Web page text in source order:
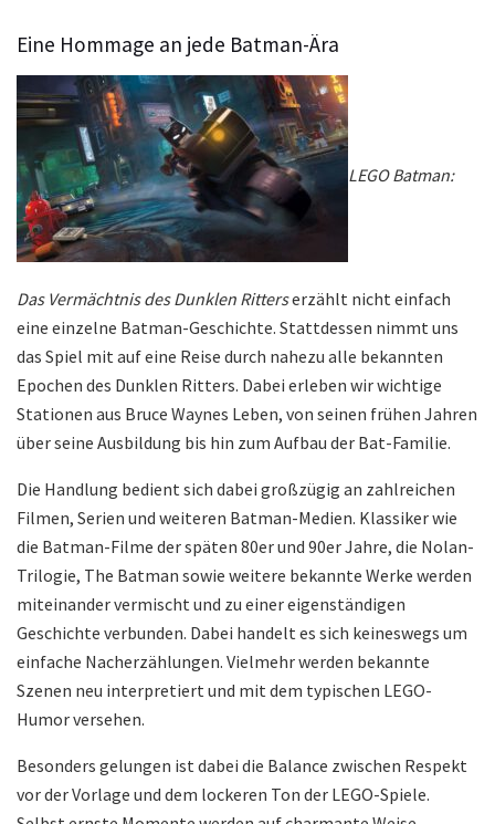
Eine Hommage an jede Batman-Ära
LEGO Batman:
Das Vermächtnis des Dunklen Ritterserzählt nicht einfach
eine einzelne Batman-Geschichte. Stattdessen nimmt uns
das Spiel mit auf eine Reise durch nahezu alle bekannten
Epochen des Dunklen Ritters. Dabei erleben wir wichtige
Stationen aus Bruce Waynes Leben, von seinen frühen Jahren
über seine Ausbildung bis hin zum Aufbau der Bat-Familie.
Die Handlung bedient sich dabei großzügig an zahlreichen
Filmen, Serien und weiteren Batman-Medien. Klassiker wie
die Batman-Filme der späten 80er und 90er Jahre, die Nolan-
Trilogie, The Batman sowie weitere bekannte Werke werden
miteinander vermischt und zu einer eigenständigen
Geschichte verbunden. Dabei handelt es sich keineswegs um
einfache Nacherzählungen. Vielmehr werden bekannte
Szenen neu interpretiert und mit dem typischen LEGO-
Humor versehen.
Besonders gelungen ist dabei die Balance zwischen Respekt
vor der Vorlage und dem lockeren Ton der LEGO-Spiele.